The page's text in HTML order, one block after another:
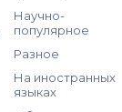
Научно-
популярное
Разное
На иностранных
языках